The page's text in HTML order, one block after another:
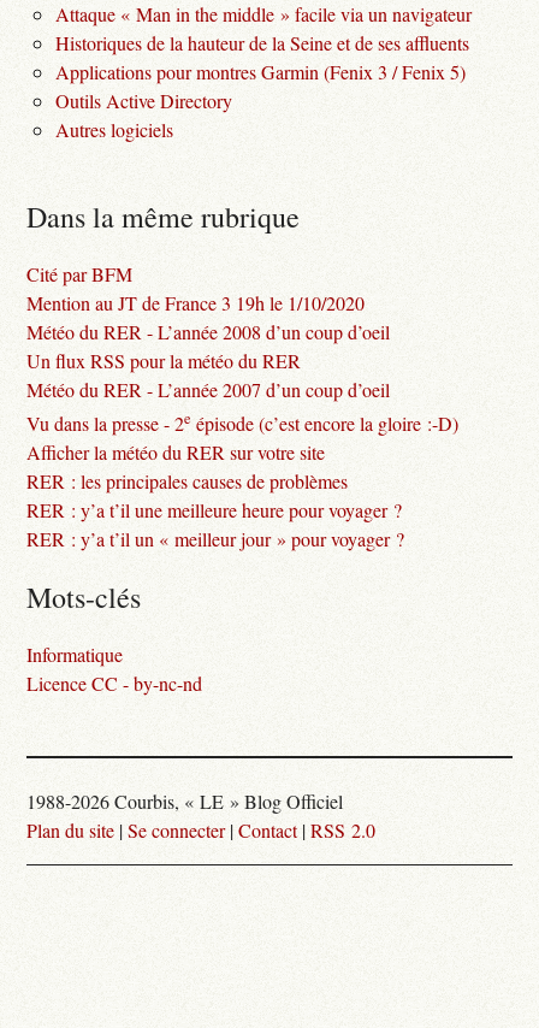
Attaque « Man in the middle » facile via un navigateur
Historiques de la hauteur de la Seine et de ses affluents
Applications pour montres Garmin (Fenix 3 / Fenix 5)
Outils Active Directory
Autres logiciels
Dans la même rubrique
Cité par BFM
Mention au JT de France 3 19h le 1/10/2020
Météo du RER - L’année 2008 d’un coup d’oeil
Un flux RSS pour la météo du RER
Météo du RER - L’année 2007 d’un coup d’oeil
Vu dans la presse - 2e épisode (c’est encore la gloire :-D)
Afficher la météo du RER sur votre site
RER : les principales causes de problèmes
RER : y’a t’il une meilleure heure pour voyager ?
RER : y’a t’il un « meilleur jour » pour voyager ?
Mots-clés
Informatique
Licence CC - by-nc-nd
1988-2026 Courbis, « LE » Blog Officiel
Plan du site |Se connecter|Contact|RSS 2.0